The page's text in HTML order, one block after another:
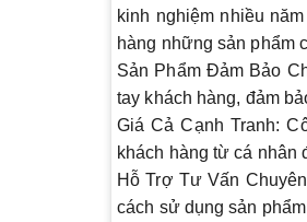
kinh nghiệm nhiều
hàng những sản phẩm
Sản Phẩm Đảm Bảo
tay khách hàng, đảm
Giá Cả Cạnh Tranh:
khách hàng từ cá nhân
Hỗ Trợ Tư Vấn
cách sử dụng sản